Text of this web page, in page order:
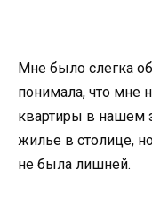
Мне было слегка
понимала, что мне
квартиры в нашем
жилье в столице,
не была лишней.